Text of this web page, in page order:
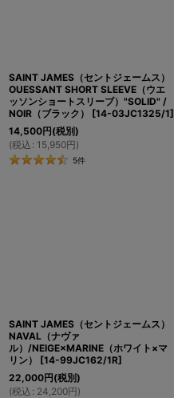
SAINT JAMES（セントジェームス）
OUESSANT SHORT SLEEVE（ウエ
ッソンショートスリーブ）"SOLID" /
NOIR（ブラック）
[14-03JC1325/1]
14,500円(税別)
(税込 : 15,950円)
5件
SAINT JAMES（セントジェームス）
NAVAL（ナヴァ
ル）/NEIGE×MARINE（ホワイト×マ
リン）
[14-99JC162/1R]
22,000円(税別)
(税込 : 24,200円)